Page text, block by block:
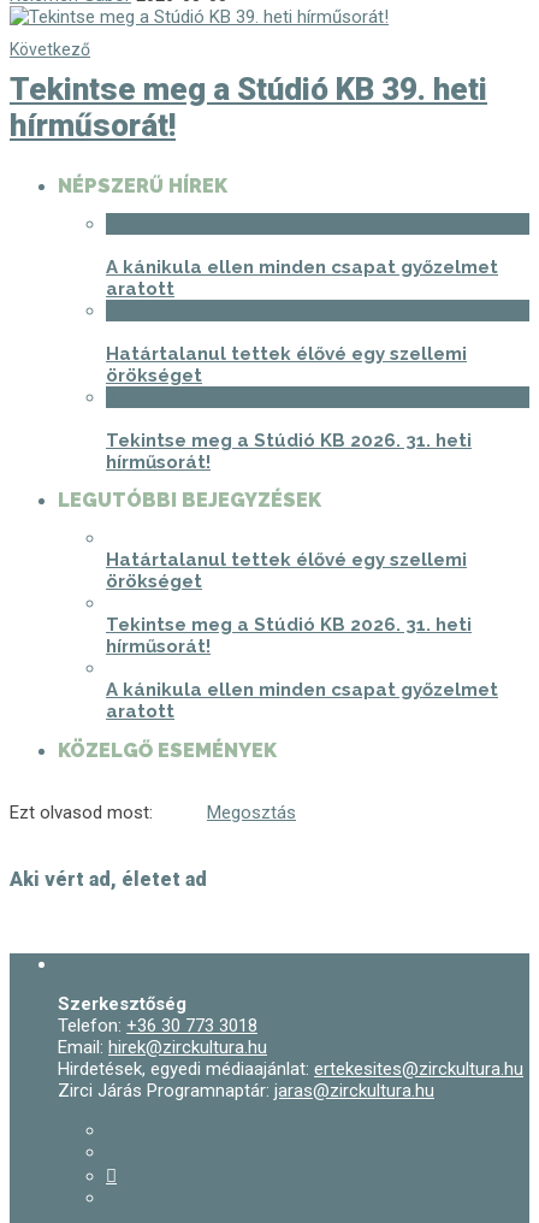
Következő
Tekintse meg a Stúdió KB 39. heti
hírműsorát!
NÉPSZERŰ HÍREK
A kánikula ellen minden csapat győzelmet
aratott
Határtalanul tettek élővé egy szellemi
örökséget
Tekintse meg a Stúdió KB 2026. 31. heti
hírműsorát!
LEGUTÓBBI BEJEGYZÉSEK
Határtalanul tettek élővé egy szellemi
örökséget
Tekintse meg a Stúdió KB 2026. 31. heti
hírműsorát!
A kánikula ellen minden csapat győzelmet
aratott
KÖZELGŐ ESEMÉNYEK
Ezt olvasod most:
Aki vért ad, életet ad
Megosztás
Szerkesztőség
Telefon: +36 30 773 3018
Email: hirek@zirckultura.hu
Hirdetések, egyedi médiaajánlat: ertekesites@zirckultura.hu
Zirci Járás Programnaptár: jaras@zirckultura.hu